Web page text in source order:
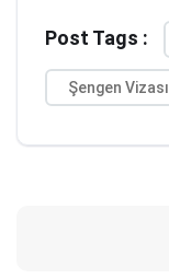
Post Tags :
Şengen Vizası